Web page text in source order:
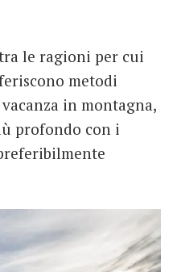
le ragioni per cui
metodi
in montagna,
profondo con i